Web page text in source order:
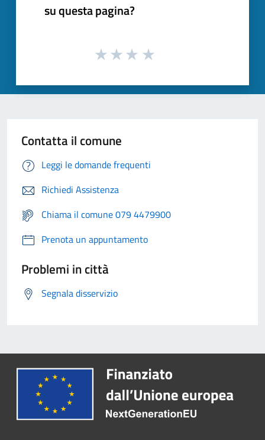
su questa pagina?
Contatta il comune
Leggi le domande frequenti
Richiedi Assistenza
Chiama il comune 079 4479900
Prenota un appuntamento
Problemi in città
Segnala disservizio